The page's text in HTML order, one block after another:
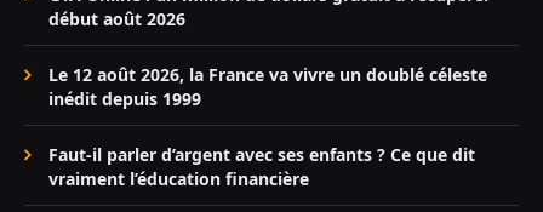
début août 2026
Le 12 août 2026, la France va vivre un doublé céleste
inédit depuis 1999
Faut-il parler d’argent avec ses enfants ? Ce que dit
vraiment l’éducation financière